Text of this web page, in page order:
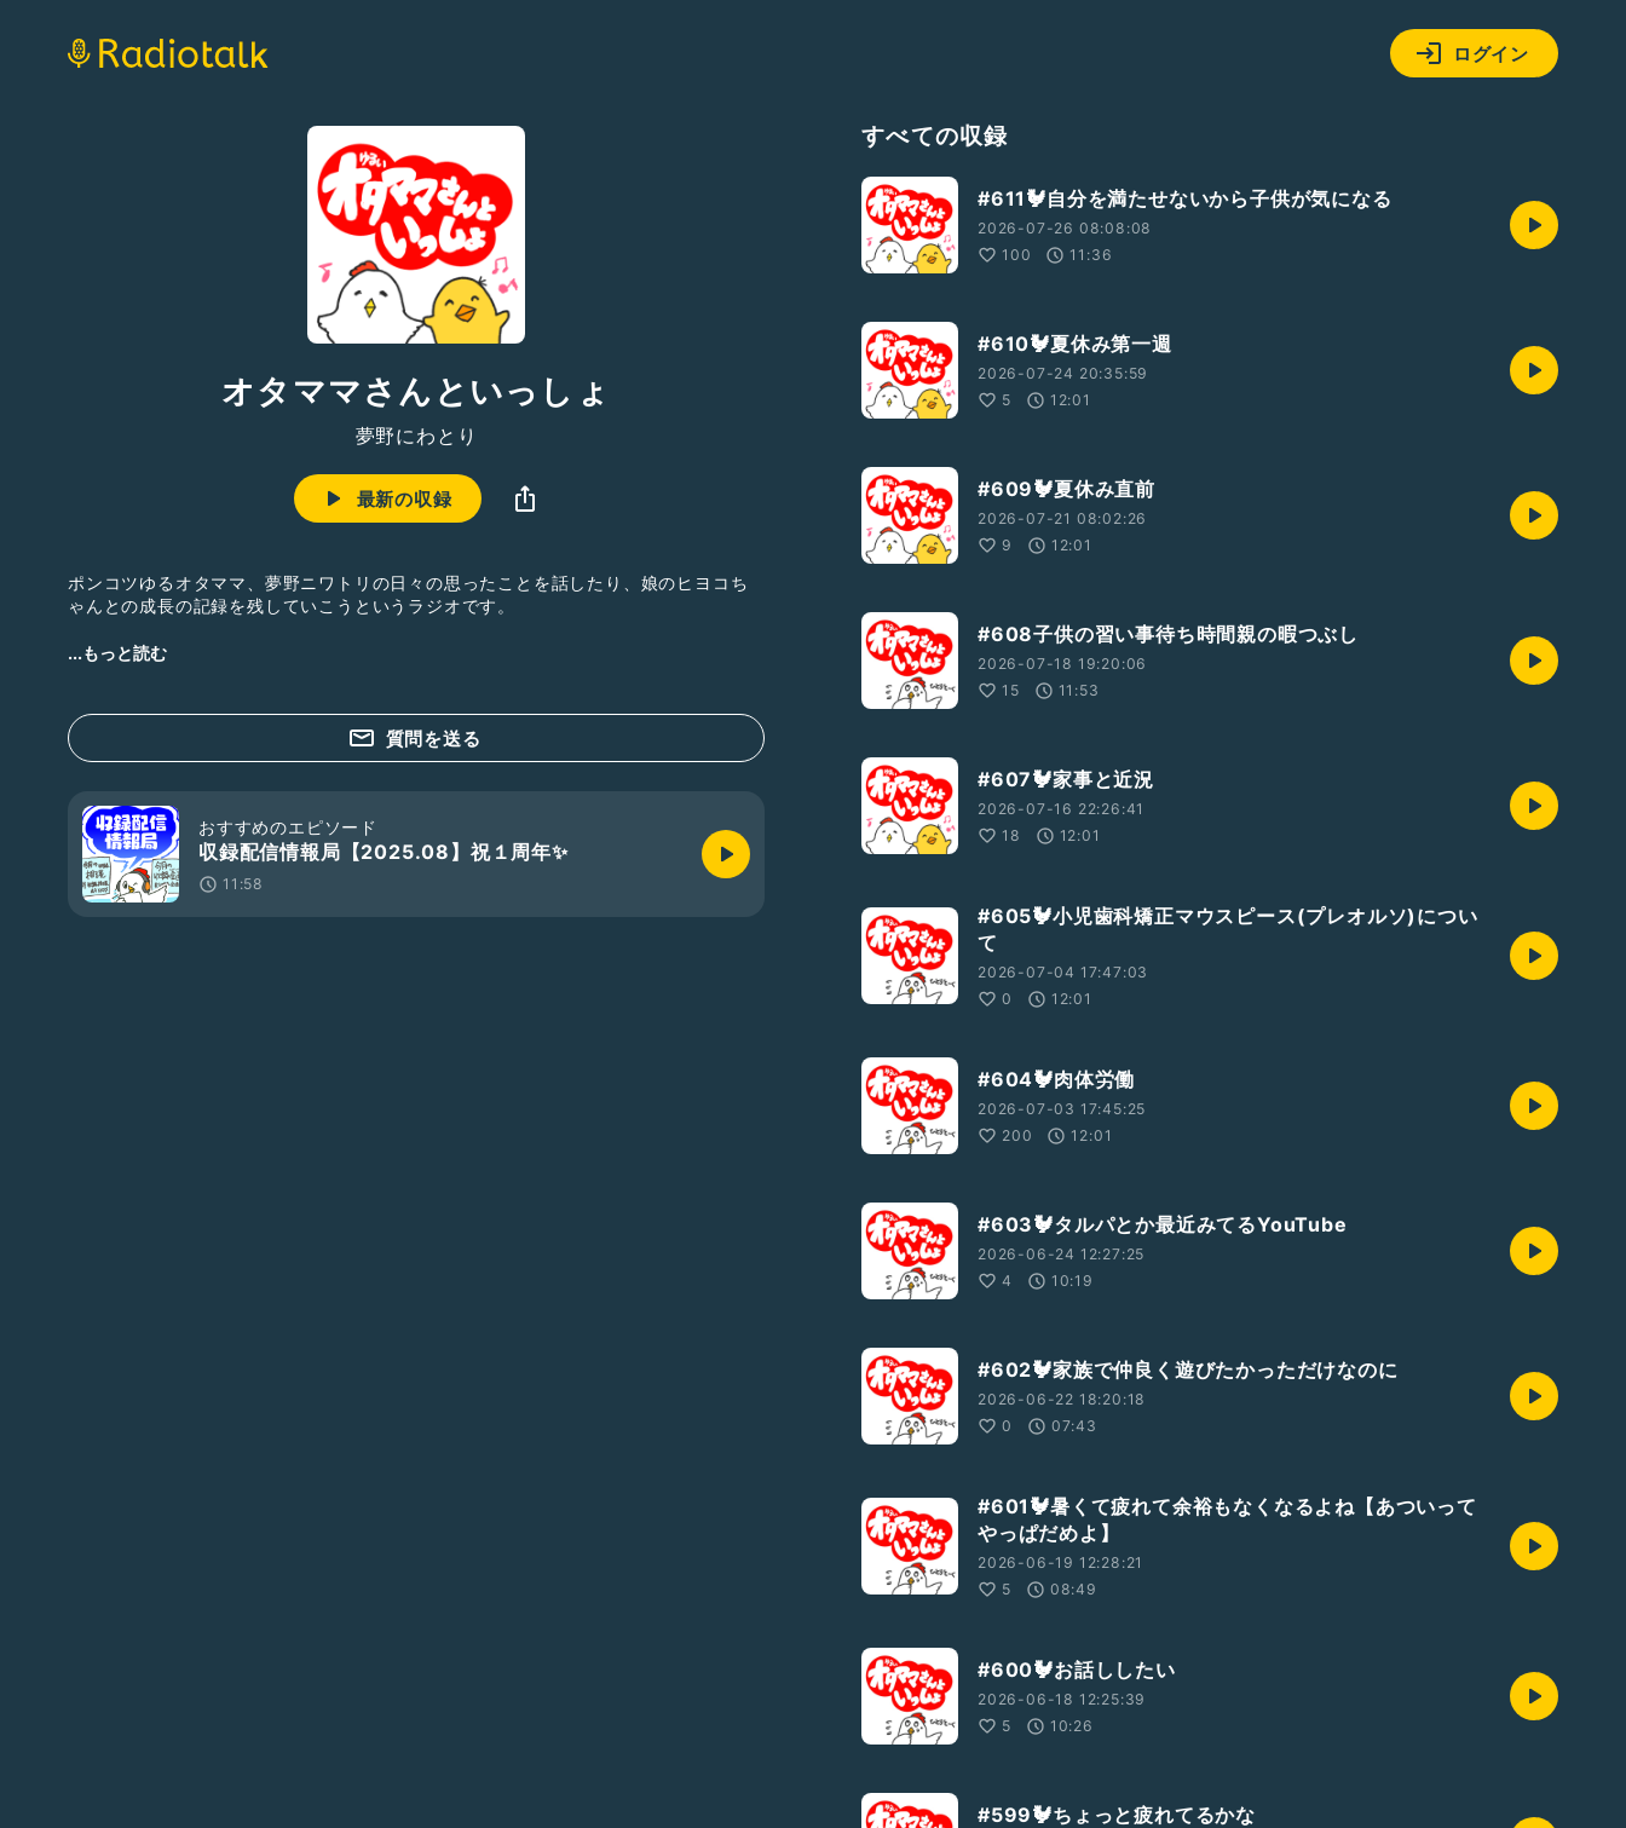
ログイン
オタママさんといっしょ
夢野にわとり
最新の収録
ポンコツゆるオタママ、夢野ニワトリの日々の思ったことを話したり、娘のヒヨコち
ゃんとの成長の記録を残していこうというラジオです。
#収録配信情報局
👇ラジオトークでも配信中の収録の専門チャンネル
stand.fmにて配信中📻親子向け(子供向け)ラジオ
https://stand.fm/channels/6239fc767cd2c743281d5bd0
#夢野にわとりのLOVEmusic♪
Spotifyで配信中📻好きな楽曲を紹介する音楽番組
...もっと読む
質問を送る
おすすめのエピソード
収録配信情報局【2025.08】祝１周年✨
11:58
すべての収録
#611🐓自分を満たせないから子供が気になる
2026-07-26 08:08:08
100
11:36
#610🐓夏休み第一週
2026-07-24 20:35:59
5
12:01
#609🐓夏休み直前
2026-07-21 08:02:26
9
12:01
#608子供の習い事待ち時間親の暇つぶし
2026-07-18 19:20:06
15
11:53
#607🐓家事と近況
2026-07-16 22:26:41
18
12:01
#605🐓小児歯科矯正マウスピース(プレオルソ)につい
て
2026-07-04 17:47:03
0
12:01
#604🐓肉体労働
2026-07-03 17:45:25
200
12:01
#603🐓タルパとか最近みてるYouTube
2026-06-24 12:27:25
4
10:19
#602🐓家族で仲良く遊びたかっただけなのに
2026-06-22 18:20:18
0
07:43
#601🐓暑くて疲れて余裕もなくなるよね【あついって
やっぱだめよ】
2026-06-19 12:28:21
5
08:49
#600🐓お話ししたい
2026-06-18 12:25:39
5
10:26
#599🐓ちょっと疲れてるかな